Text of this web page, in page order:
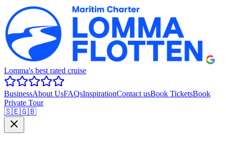
Lomma's best rated cruise
BusinessAbout UsFAQsInspirationContact usBook TicketsBook
Private Tour
🇸🇪🇬🇧